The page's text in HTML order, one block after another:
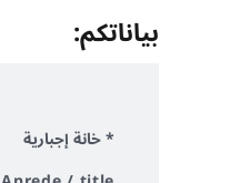
بياناتكم:
* خانة إجبارية